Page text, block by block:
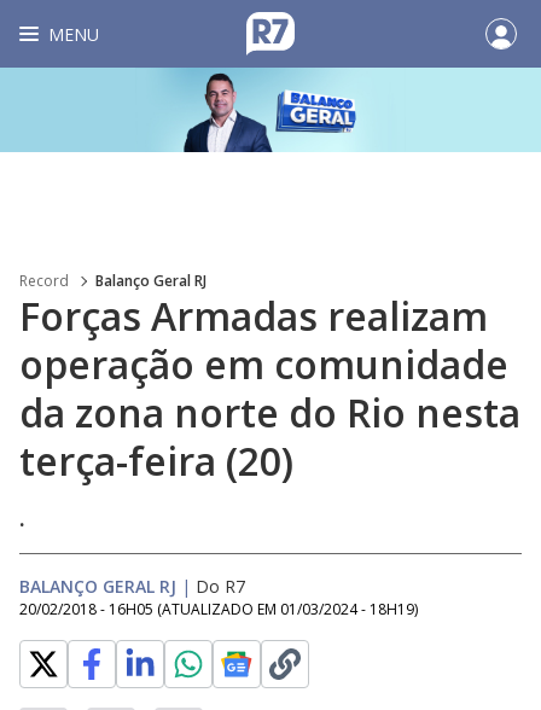
MENU
Record Balanço Geral RJ
Forças Armadas realizam
operação em comunidade
da zona norte do Rio nesta
terça-feira (20)
.
BALANÇO GERAL RJ | Do R7
20/02/2018 - 16H05 (ATUALIZADO EM 01/03/2024 - 18H19)